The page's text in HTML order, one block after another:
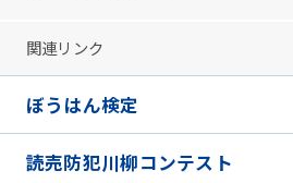
関連リンク
ぼうはん検定
読売防犯川柳コンテスト